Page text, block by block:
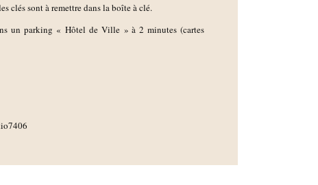
clés sont à remettre dans la boîte à clé.
un parking « Hôtel de Ville » à 2 minutes (cartes